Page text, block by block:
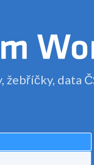
žebříčky, data